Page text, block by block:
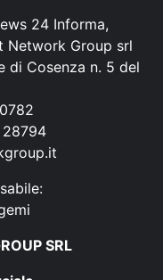
24 Informa,
Network Group srl
di Cosenza n. 5 del
28794
SRL